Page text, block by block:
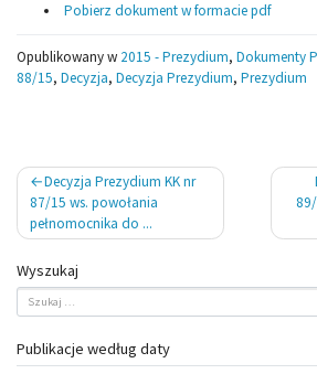
Pobierz dokument w formacie pdf
Opublikowany w 2015 - Prezydium, Dokumenty
88/15, Decyzja, Decyzja Prezydium, Prezydium
Nawigacja
wpisu
Decyzja Prezydium KK nr
87/15 ws. powołania
pełnomocnika do ...
Wyszukaj
Publikacje według daty